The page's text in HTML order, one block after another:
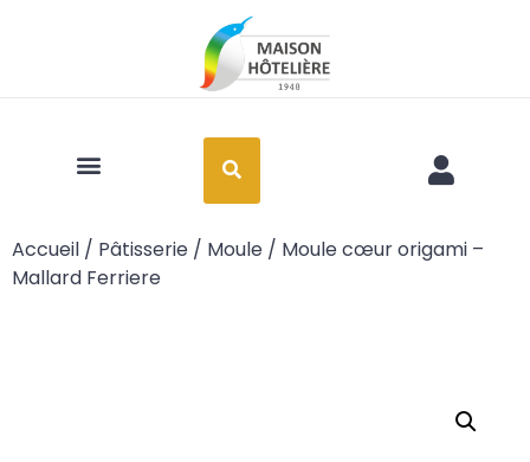
Accueil / Pâtisserie / Moule / Moule cœur origami –
Mallard Ferriere